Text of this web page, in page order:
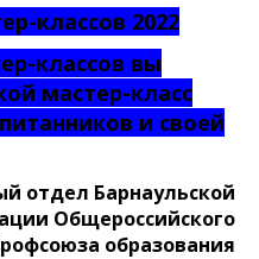
классов вы
мастер-класс
и своей
отдел Барнаульской
Общероссийского
образования